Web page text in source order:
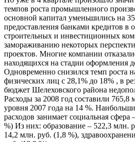
темпов роста промышленного
основной капитал уменьшились на
предоставления банками кредитов в
строительных и инвестиционных
замораживанию некоторых
проектов. Многие компании
находящихся на стадии оформления
Одновременно снизился темп роста
физических лиц с 28,1% до 18% , в
бюджет Шелеховского района
Расходы за 2008 год составили 765,8
уровня 2007 года на 14 %.
расходов занимает социальная
%) Из них: образование – 522,3 млн.
14,2 млн. руб. (1,8 %),